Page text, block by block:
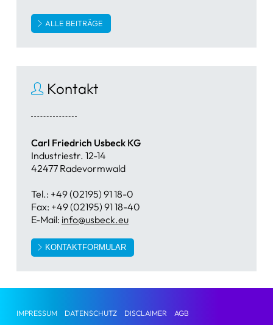
ALLE BEITRÄGE
Kontakt
Carl Friedrich Usbeck KG
Industriestr. 12-14
42477 Radevormwald
Tel.: +49 (02195) 91 18-0
Fax: +49 (02195) 91 18-40
E-Mail: info@usbeck.eu
KONTAKTFORMULAR
IMPRESSUM DATENSCHUTZ DISCLAIMER AGB